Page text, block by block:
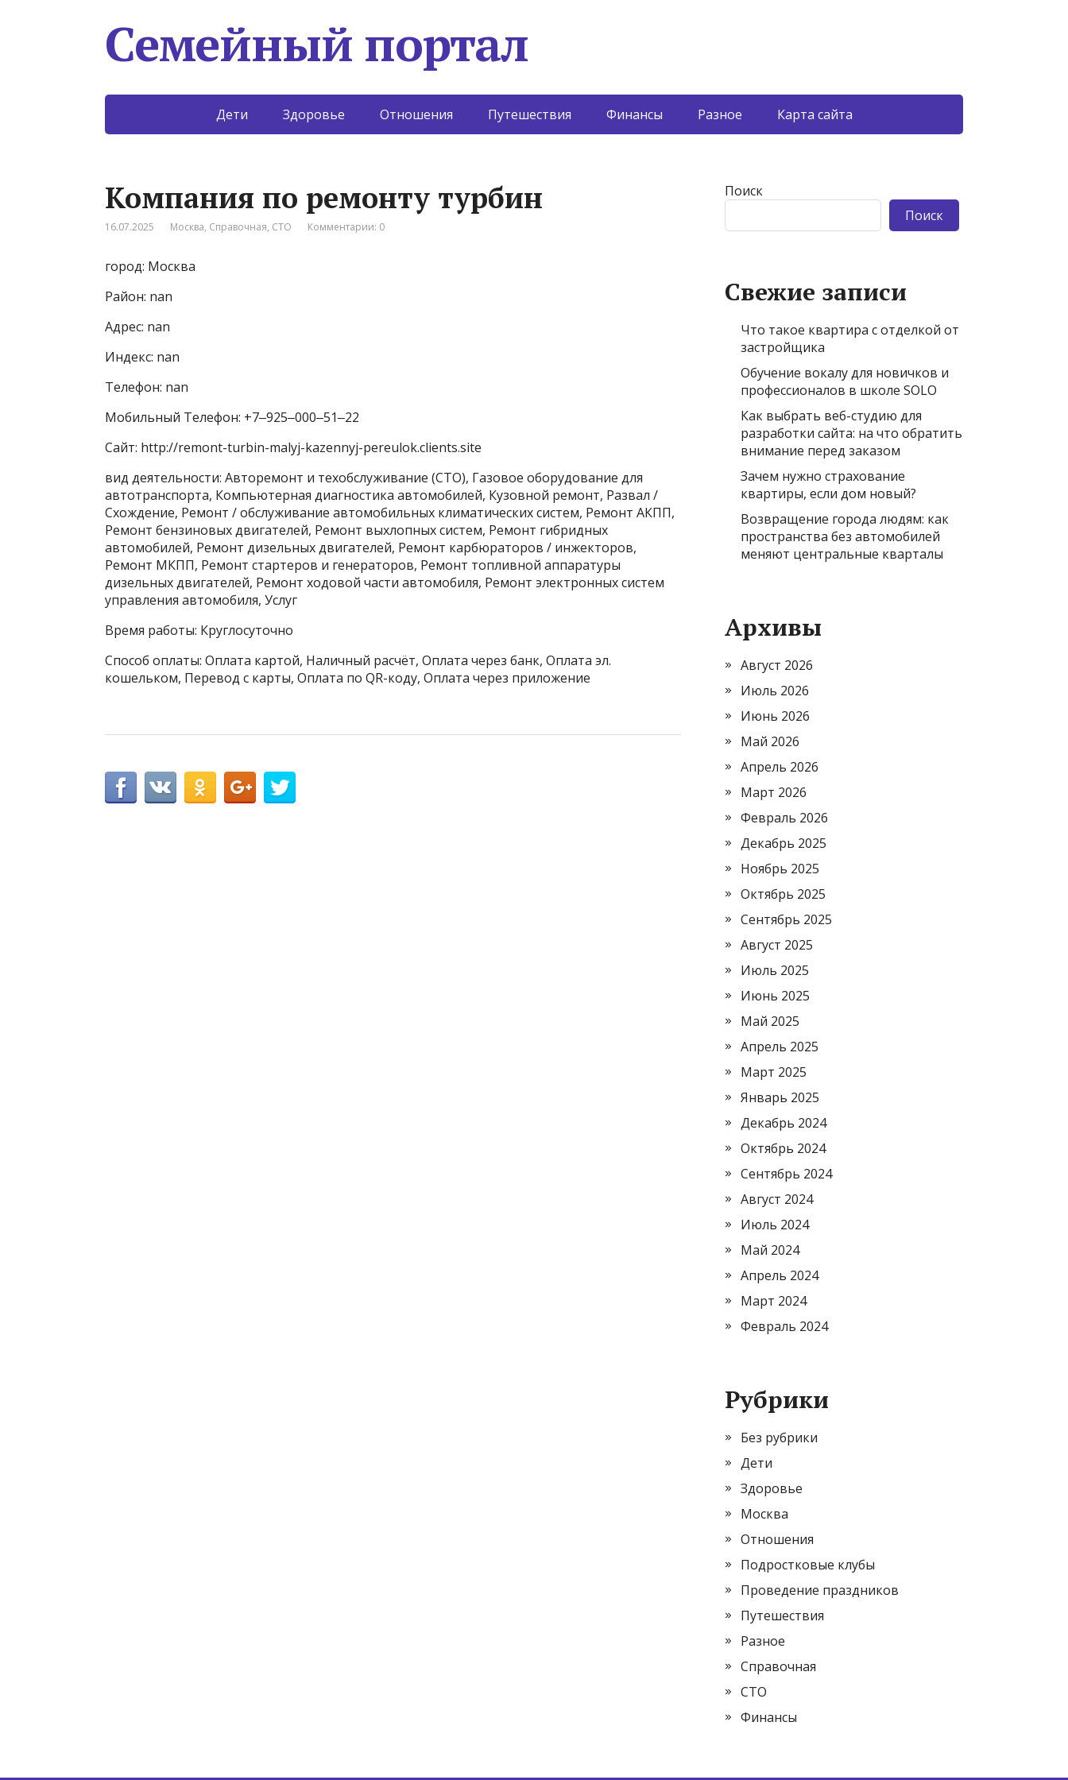
Семейный портал
Дети Здоровье Отношения Путешествия Финансы Разное Карта сайта
Компания по ремонту турбин
16.07.2025 Москва, Справочная, СТО Комментарии: 0
город: Москва
Район: nan
Адрес: nan
Индекс: nan
Телефон: nan
Мобильный Телефон: +7‒925‒000‒51‒22
Сайт: http://remont-turbin-malyj-kazennyj-pereulok.clients.site
вид деятельности: Авторемонт и техобслуживание (СТО), Газовое оборудование для
автотранспорта, Компьютерная диагностика автомобилей, Кузовной ремонт, Развал /
Схождение, Ремонт / обслуживание автомобильных климатических систем, Ремонт АКПП,
Ремонт бензиновых двигателей, Ремонт выхлопных систем, Ремонт гибридных
автомобилей, Ремонт дизельных двигателей, Ремонт карбюраторов / инжекторов,
Ремонт МКПП, Ремонт стартеров и генераторов, Ремонт топливной аппаратуры
дизельных двигателей, Ремонт ходовой части автомобиля, Ремонт электронных систем
управления автомобиля, Услуг
Время работы: Круглосуточно
Способ оплаты: Оплата картой, Наличный расчёт, Оплата через банк, Оплата эл.
кошельком, Перевод с карты, Оплата по QR-коду, Оплата через приложение
Поиск
Поиск
Свежие записи
Что такое квартира с отделкой от
застройщика
Обучение вокалу для новичков и
профессионалов в школе SOLO
Как выбрать веб-студию для
разработки сайта: на что обратить
внимание перед заказом
Зачем нужно страхование
квартиры, если дом новый?
Возвращение города людям: как
пространства без автомобилей
меняют центральные кварталы
Архивы
Август 2026
Июль 2026
Июнь 2026
Май 2026
Апрель 2026
Март 2026
Февраль 2026
Декабрь 2025
Ноябрь 2025
Октябрь 2025
Сентябрь 2025
Август 2025
Июль 2025
Июнь 2025
Май 2025
Апрель 2025
Март 2025
Январь 2025
Декабрь 2024
Октябрь 2024
Сентябрь 2024
Август 2024
Июль 2024
Май 2024
Апрель 2024
Март 2024
Февраль 2024
Рубрики
Без рубрики
Дети
Здоровье
Москва
Отношения
Подростковые клубы
Проведение праздников
Путешествия
Разное
Справочная
СТО
Финансы